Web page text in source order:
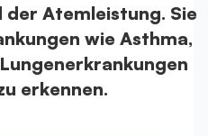
Atemleistung. Sie
wie Asthma,
erkennen.